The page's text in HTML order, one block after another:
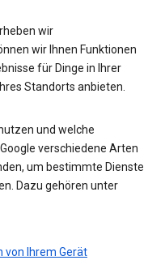
wir
wir Ihnen Funktionen
für Dinge in Ihrer
Standorts anbieten.
und welche
verschiedene Arten
um bestimmte Dienste
Dazu gehören unter
von Ihrem Gerät